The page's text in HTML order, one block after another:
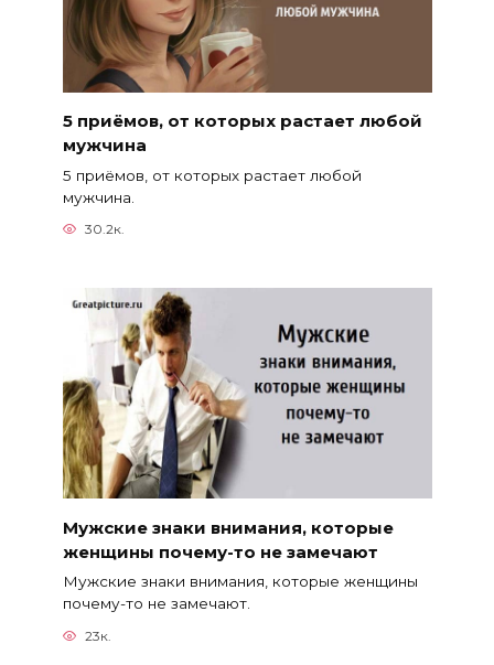
5 приёмов, от которых растает любой
мужчина
5 приёмов, от которых растает любой
мужчина.
30.2к.
Мужские знаки внимания, которые
женщины почему-то не замечают
Мужские знаки внимания, которые женщины
почему-то не замечают.
23к.